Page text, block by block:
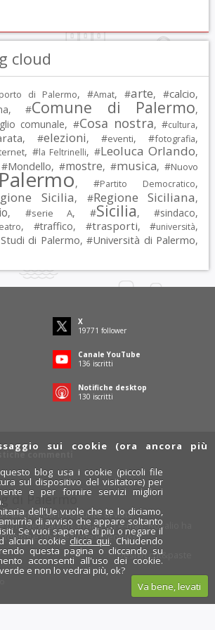
cloud
di Palermo, #Amat, #arte, #calcio,
, #Comune di Palermo,
comunale, #Cosa nostra, #cultura,
, #elezioni, #eventi, #fotografia,
, #la Feltrinelli, #Leoluca Orlando,
Mondello, #mostre, #musica, #Nuovo
, #Partito Democratico,
Sicilia, #Regione Siciliana,
, #serie A, #Sicilia, #sindaco,
, #traffico, #trasporti, #università,
di Palermo, #Università di Palermo,
commenti
X
19771 follower
Canale YouTube
136 iscritti
Notifiche desktop
130 iscritti
di Palermo
Palermo dal loro punto di vista.
uno degli autori: inviaci un' e-mail. Rosalio ha
e una sezionevideoblog.
Designcut&paste
x
Instagram
sui cookie (ora ancora più
blog usa i cookie (piccoli file
sul dispositivo del visitatore) per
e per fornire servizi migliori
dell'Ue vuole che te lo diciamo,
di avviso che appare soltanto
Se vuoi saperne di più o negare il
alcuni cookie clicca qui. Chiudendo
questa pagina o cliccando su
acconsenti all'uso dei cookie.
e non lo vedrai più, ok?
Va bene, levati